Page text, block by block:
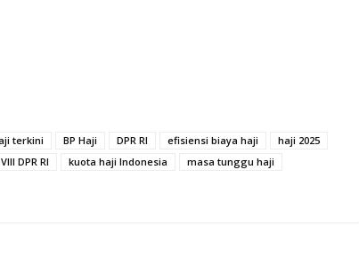
terkini BP Haji DPR RI efisiensi biaya haji
haji 2025
DPR RI kuota haji Indonesia
masa tunggu haji